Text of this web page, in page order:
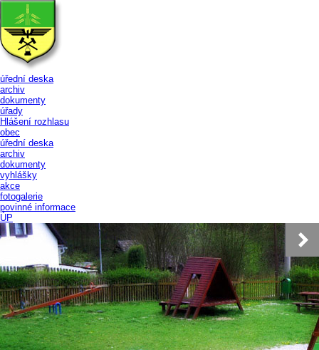
úřední deska
archiv
dokumenty
úřady
Hlášení rozhlasu
obec
úřední deska
archiv
dokumenty
vyhlášky
akce
fotogalerie
povinné informace
ÚP